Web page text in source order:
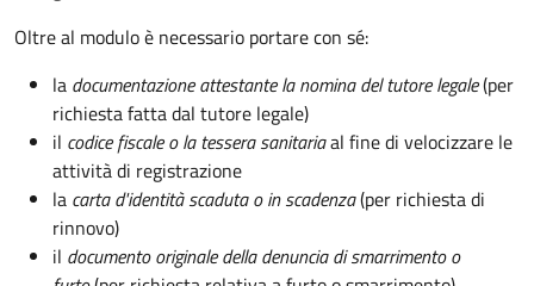
Oltre al modulo è necessario portare con sé:
la documentazioneattestante la nomina del tutore legale(per
richiesta fatta dal tutore legale)
il codice fiscale o la tessera sanitariaal fine di velocizzare le
attività di registrazione
la carta d'identità scaduta o in scadenza(per richiesta di
rinnovo)
il documento originale della denuncia di smarrimento o